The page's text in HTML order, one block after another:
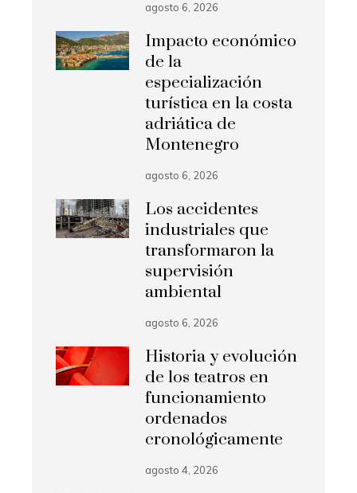
agosto 6, 2026
Impacto económico
de la
especialización
turística en la costa
adriática de
Montenegro
agosto 6, 2026
Los accidentes
industriales que
transformaron la
supervisión
ambiental
agosto 6, 2026
Historia y evolución
de los teatros en
funcionamiento
ordenados
cronológicamente
agosto 4, 2026